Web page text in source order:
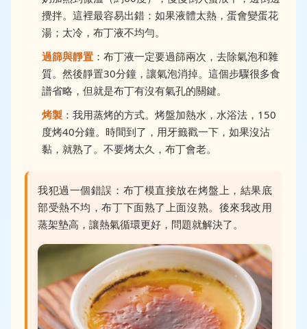
攪拌。這裡最容易出錯：如果液體太熱，蛋會變蛋花
湯；太冷，布丁液不均勻。
過篩與靜置 ：布丁液一定要過篩兩次，去除氣泡和雜
質。然後靜置30分鐘，讓氣泡消掉。這個步驟很多食
譜省略，但就是布丁有沒有氣孔的關鍵。
烤製 ：我用蒸烤的方式。烤盤加熱水，水浴法，150
度烤40分鐘。時間到了，用牙籤戳一下，如果沒沾
黏，就熟了。不要烤太久，布丁會老。
我犯過一個錯誤：布丁模直接放在烤盤上，結果底
部受熱不均，布丁下面熟了上面沒熟。後來我改用
蒸架墊高，讓熱氣循環更好，問題就解決了。